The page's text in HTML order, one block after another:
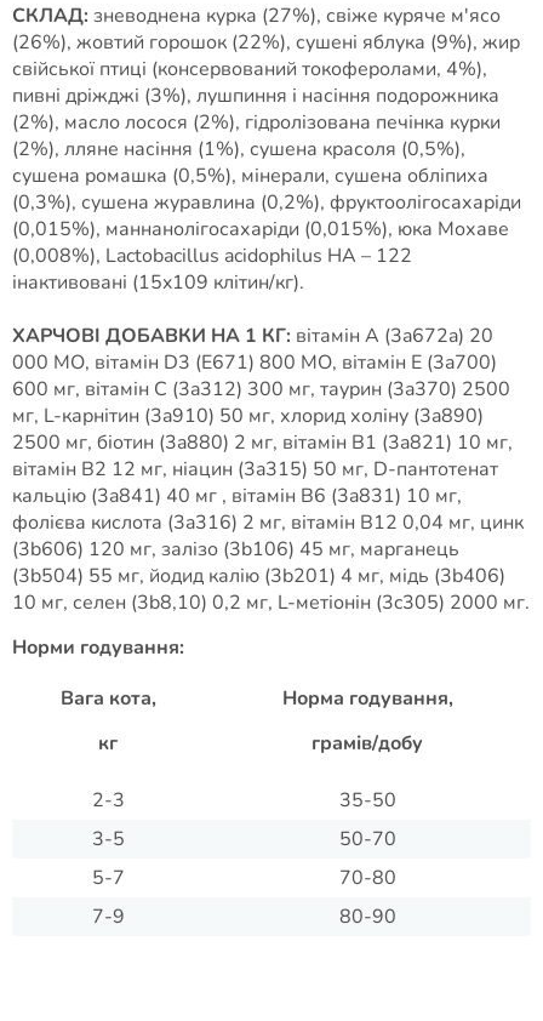
СКЛАД: зневоднена курка (27%), свіже куряче м'ясо
(26%), жовтий горошок (22%), сушені яблука (9%), жир
свійської птиці (консервований токоферолами, 4%),
пивні дріжджі (3%), лушпиння і насіння подорожника
(2%), масло лосося (2%), гідролізована печінка курки
(2%), лляне насіння (1%), сушена красоля (0,5%),
сушена ромашка (0,5%), мінерали, сушена обліпиха
(0,3%), сушена журавлина (0,2%), фруктоолігосахаріди
(0,015%), маннанолігосахаріди (0,015%), юка Мохаве
(0,008%), Lactobacillus acidophilus HA – 122
інактивовані (15x109 клітин/кг).
ХАРЧОВІ ДОБАВКИ НА 1 КГ: вітамін A (3a672a) 20
000 МО, вітамін D3 (E671) 800 МО, вітамін E (3a700)
600 мг, вітамін C (3a312) 300 мг, таурин (3a370) 2500
мг, L-карнітин (3a910) 50 мг, хлорид холіну (3a890)
2500 мг, біотин (3a880) 2 мг, вітамін B1 (3a821) 10 мг,
вітамін B2 12 мг, ніацин (3a315) 50 мг, D-пантотенат
кальцію (3a841) 40 мг , вітамін B6 (3a831) 10 мг,
фолієва кислота (3a316) 2 мг, вітамін B12 0,04 мг, цинк
(3b606) 120 мг, залізо (3b106) 45 мг, марганець
(3b504) 55 мг, йодид калію (3b201) 4 мг, мідь (3b406)
10 мг, селен (3b8,10) 0,2 мг, L-метіонін (3c305) 2000 мг.
Норми годування:
Вага кота,
кг
Норма годування,
грамів/добу
2-3
35-50
3-5
50-70
5-7
70-80
7-9
80-90